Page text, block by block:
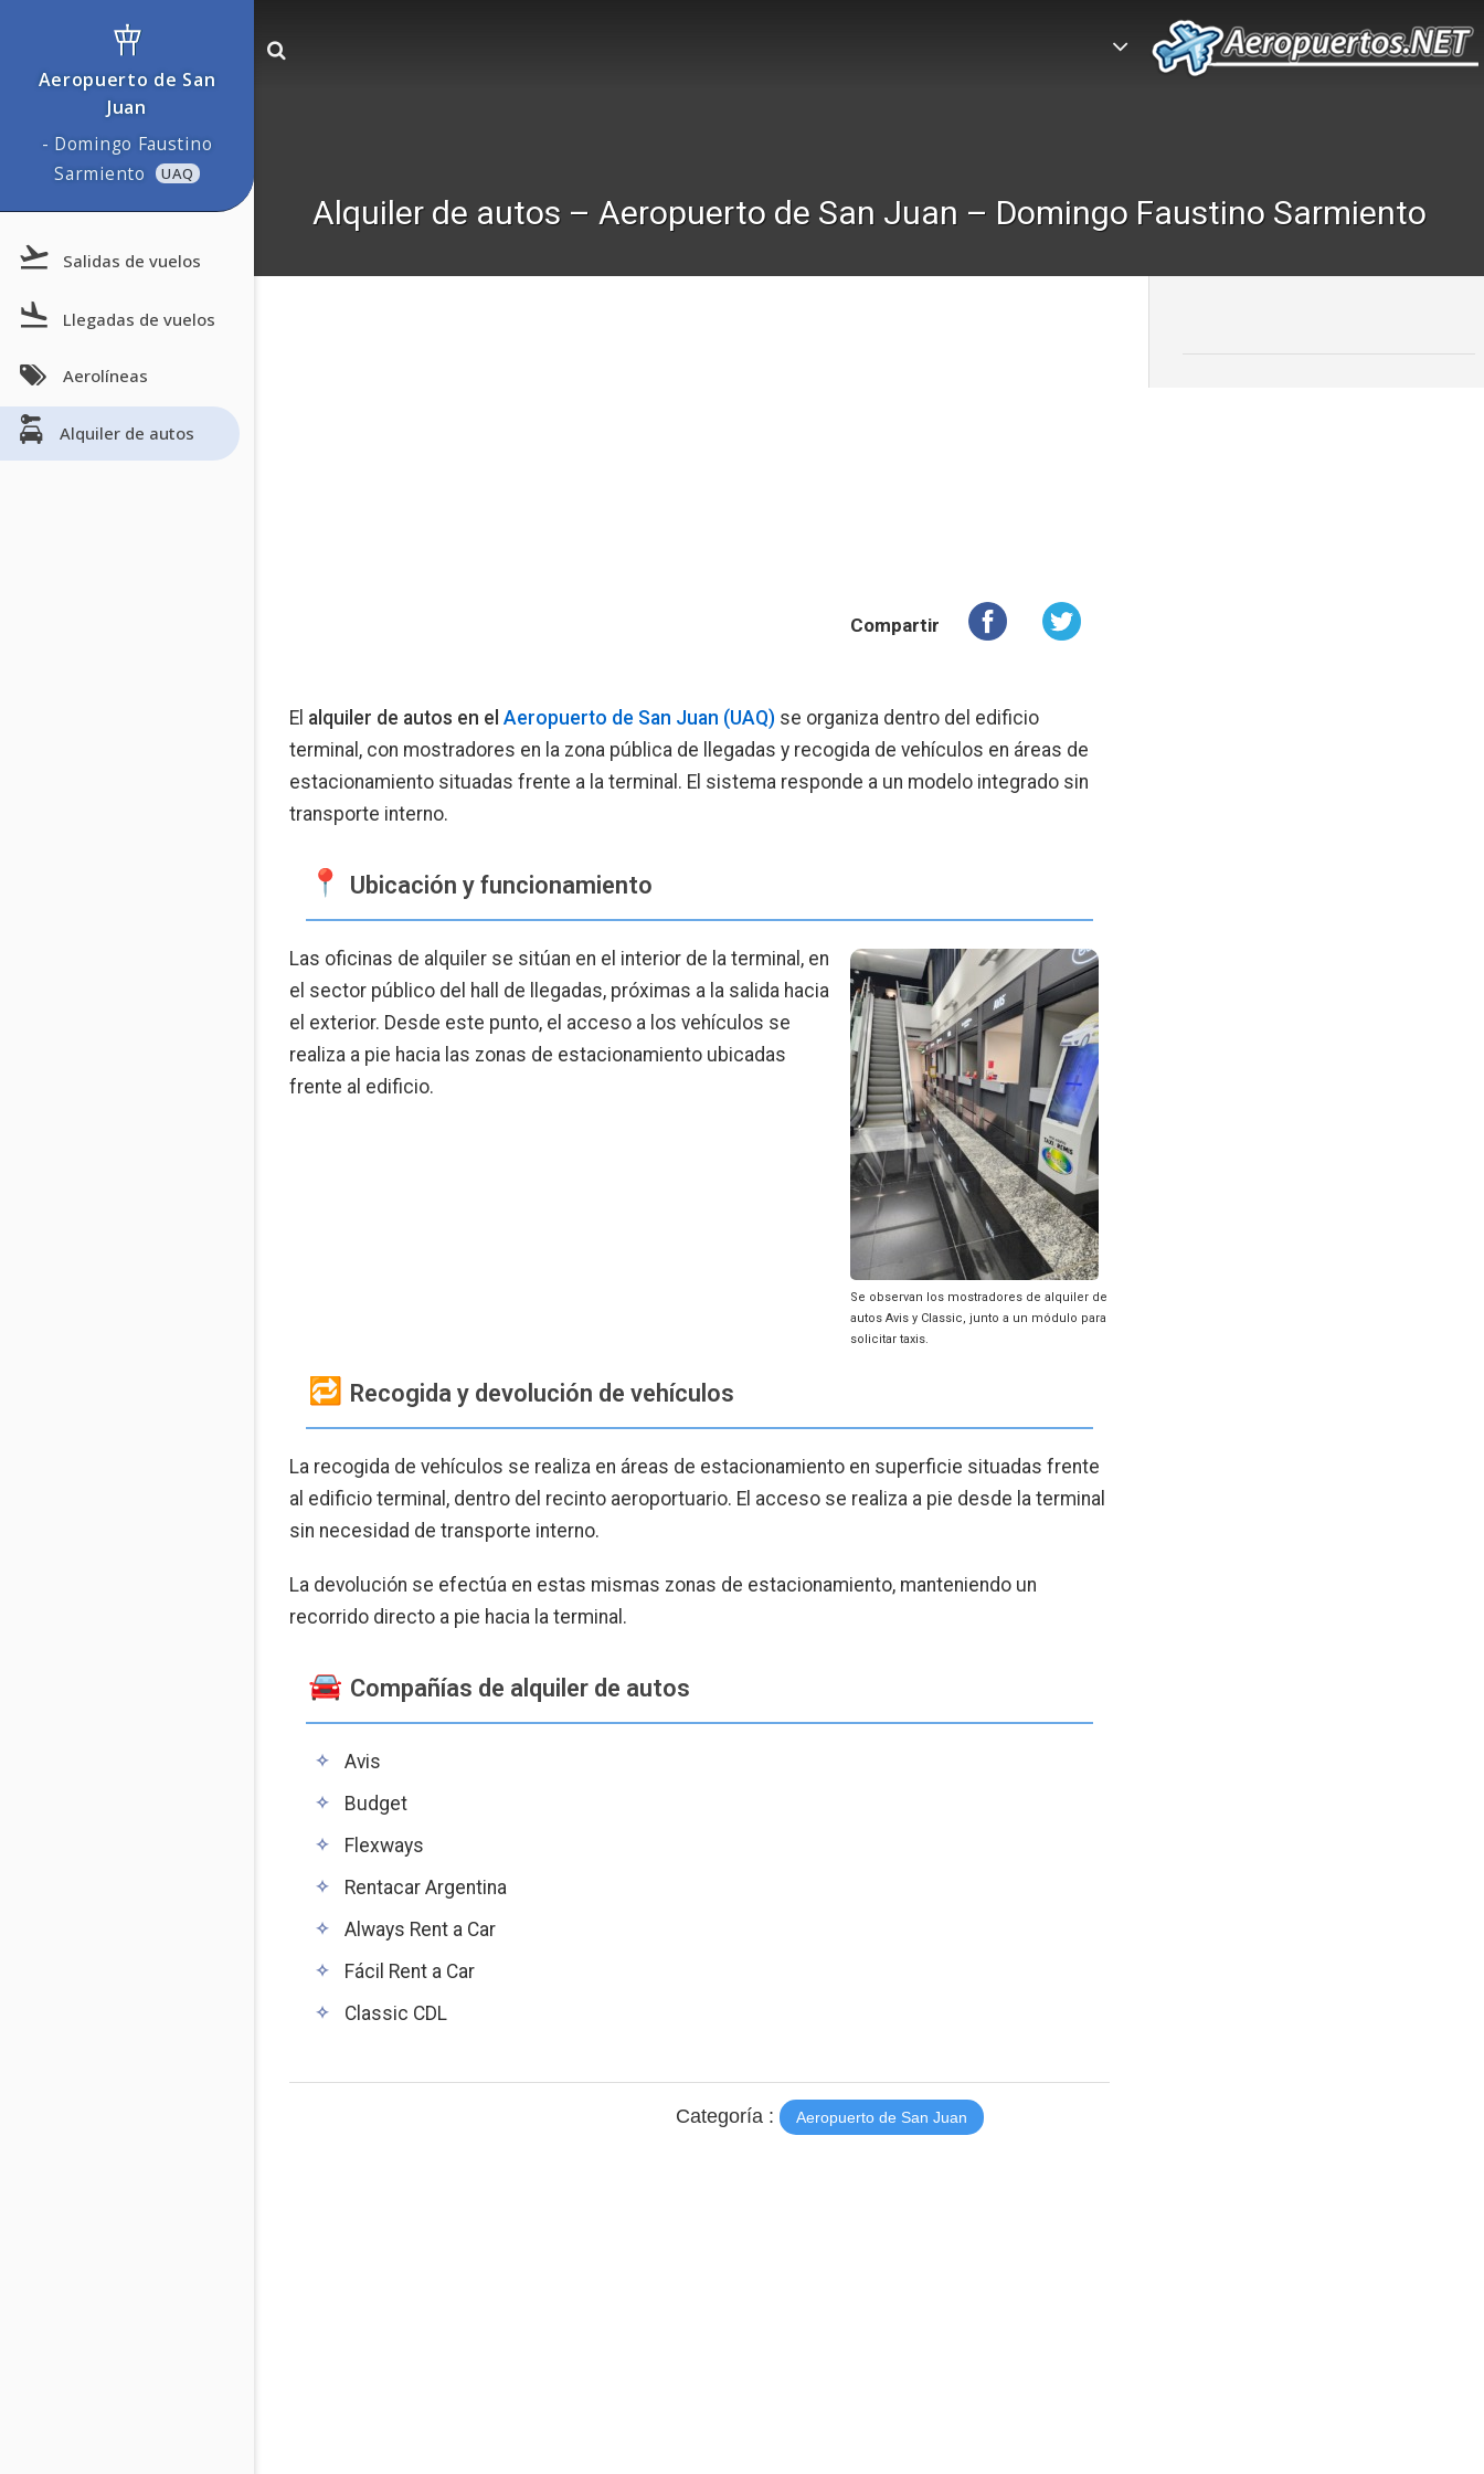
Aeropuerto de San
Juan
- Domingo Faustino
Sarmiento
UAQ
Salidas de vuelos
Llegadas de vuelos
Aerolíneas
Alquiler de autos
Alquiler de autos – Aeropuerto de San Juan – Domingo Faustino Sarmiento
Compartir
El alquiler de autos en el Aeropuerto de San Juan (UAQ) se organiza dentro del edificio
terminal, con mostradores en la zona pública de llegadas y recogida de vehículos en áreas de
estacionamiento situadas frente a la terminal. El sistema responde a un modelo integrado sin
transporte interno.
Ubicación y funcionamiento
Se observan los mostradores de alquiler de
autos Avis y Classic, junto a un módulo para
solicitar taxis.
Las oficinas de alquiler se sitúan en el interior de la terminal, en
el sector público del hall de llegadas, próximas a la salida hacia
el exterior. Desde este punto, el acceso a los vehículos se
realiza a pie hacia las zonas de estacionamiento ubicadas
frente al edificio.
Recogida y devolución de vehículos
La recogida de vehículos se realiza en áreas de estacionamiento en superficie situadas frente
al edificio terminal, dentro del recinto aeroportuario. El acceso se realiza a pie desde la terminal
sin necesidad de transporte interno.
La devolución se efectúa en estas mismas zonas de estacionamiento, manteniendo un
recorrido directo a pie hacia la terminal.
Compañías de alquiler de autos
Avis
Budget
Flexways
Rentacar Argentina
Always Rent a Car
Fácil Rent a Car
Classic CDL
Categoría : Aeropuerto de San Juan